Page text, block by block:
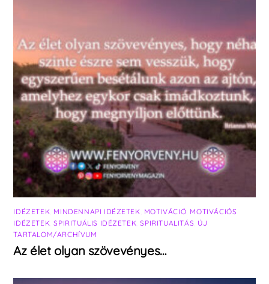
IDÉZETEK MINDENNAPI IDÉZETEK MOTIVÁCIÓ MOTIVÁCIÓS
IDÉZETEK ,SPIRITUÁLIS IDÉZETEK ,SPIRITUALITÁS ÚJ
TARTALOM/ARCHÍVUM
Az élet olyan szövevényes…